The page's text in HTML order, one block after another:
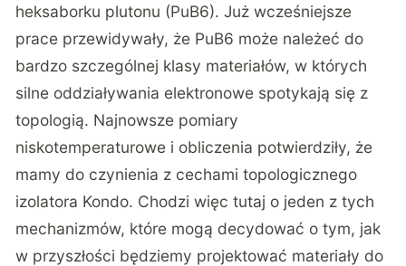
heksaborku plutonu (PuB6). Już wcześniejsze
prace przewidywały, że PuB6 może należeć do
bardzo szczególnej klasy materiałów, w których
silne oddziaływania elektronowe spotykają się z
topologią. Najnowsze pomiary
niskotemperaturowe i obliczenia potwierdziły, że
mamy do czynienia z cechami topologicznego
izolatora Kondo. Chodzi więc tutaj o jeden z tych
mechanizmów, które mogą decydować o tym, jak
w przyszłości będziemy projektować materiały do